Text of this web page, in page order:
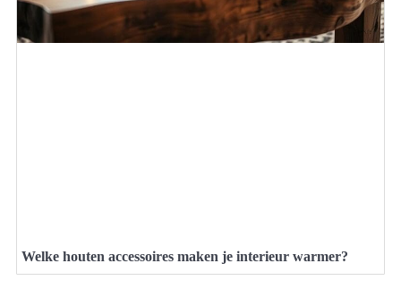
Welke houten accessoires maken je interieur warmer?